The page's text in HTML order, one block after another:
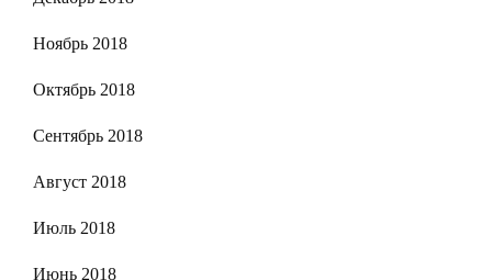
Ноябрь 2018
Октябрь 2018
Сентябрь 2018
Август 2018
Июль 2018
Июнь 2018